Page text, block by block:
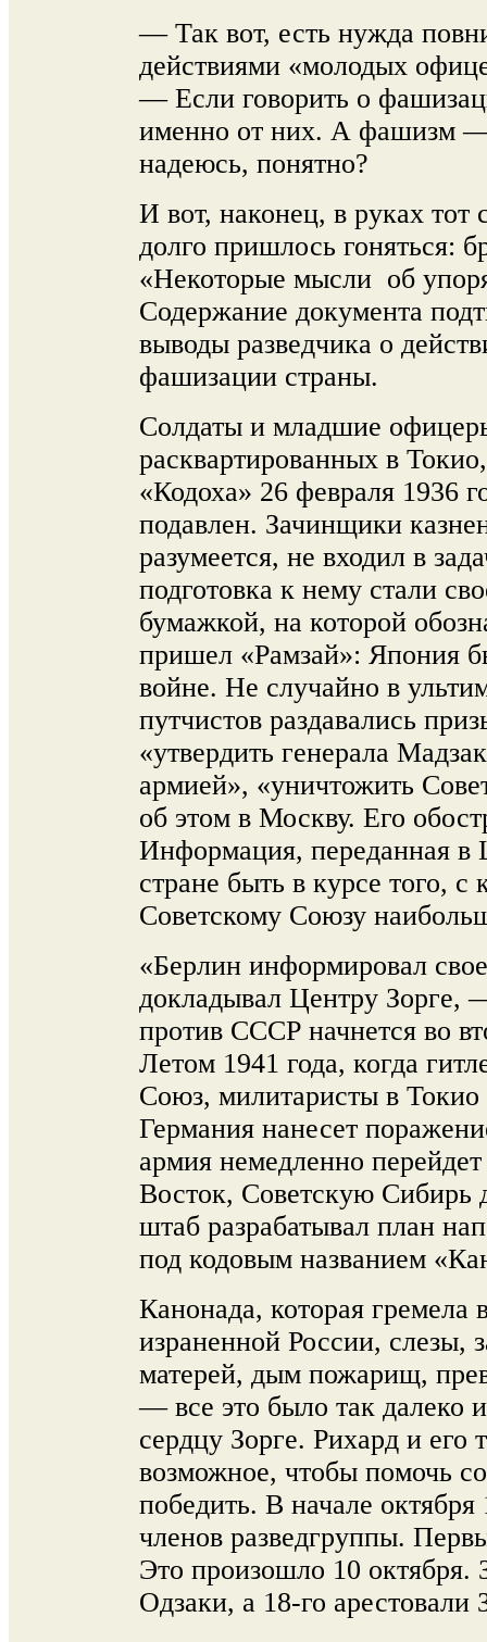
— Так вот, есть нужда
действиями «молодых
— Если говорить о
именно от них. А фашизм —
надеюсь, понятно?
И вот, наконец, в руках
долго пришлось гоняться:
«Некоторые мысли об
Содержание документа
выводы разведчика о
фашизации страны.
Солдаты и младшие
расквартированных в
«Кодоха» 26 февраля 1936
подавлен. Зачинщики
разумеется, не входил в
подготовка к нему стали
бумажкой, на которой
пришел «Рамзай»: Япония
войне. Не случайно в
путчистов раздавались
«утвердить генерала
армией», «уничтожить
об этом в Москву. Его
Информация, переданная в
стране быть в курсе того, с
Советскому Союзу
«Берлин информировал
докладывал Центру Зорге,
против СССР начнется во
Летом 1941 года, когда
Союз, милитаристы в
Германия нанесет
армия немедленно
Восток, Советскую Сибирь
штаб разрабатывал план
под кодовым названием
Канонада, которая гремела
израненной России, слезы,
матерей, дым пожарищ,
— все это было так далеко
сердцу Зорге. Рихард и его
возможное, чтобы помочь
победить. В начале октября
членов разведгруппы.
Это произошло 10
Одзаки, а 18-го